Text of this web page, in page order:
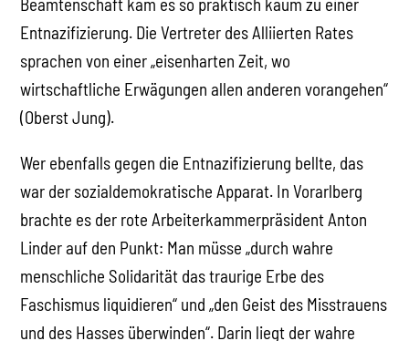
Entnazifizierung. Die Vertreter des Alliierten Rates
sprachen von einer „eisenharten Zeit, wo
wirtschaftliche Erwägungen allen anderen vorangehen“
(Oberst Jung).
Wer ebenfalls gegen die Entnazifizierung bellte, das
war der sozialdemokratische Apparat. In Vorarlberg
brachte es der rote Arbeiterkammerpräsident Anton
Linder auf den Punkt: Man müsse „durch wahre
menschliche Solidarität das traurige Erbe des
Faschismus liquidieren“ und „den Geist des Misstrauens
und des Hasses überwinden“. Darin liegt der wahre